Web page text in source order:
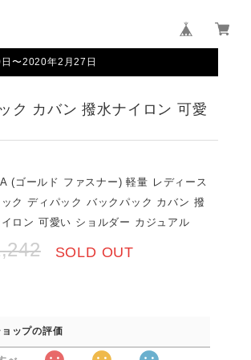
〜2020年2月27日
ク カバン 撥水ナイロン 可愛
(ゴールド ファスナー) 軽量 レディース
ック ディパック バックパック カバン 撥
イロン 可愛い ショルダー カジュアル
SOLD OUT
ョップの評価